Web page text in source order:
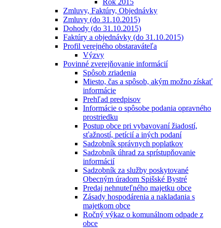
Rok 2015
Zmluvy, Faktúry, Objednávky
Zmluvy (do 31.10.2015)
Dohody (do 31.10.2015)
Faktúry a objednávky (do 31.10.2015)
Profil verejného obstaraváteľa
Výzvy
Povinné zverejňovanie informácií
Spôsob zriadenia
Miesto, čas a spôsob, akým možno získať
informácie
Prehľad predpisov
Informácie o spôsobe podania opravného
prostriedku
Postup obce pri vybavovaní žiadostí,
sťažností, petícií a iných podaní
Sadzobník správnych poplatkov
Sadzobník úhrad za sprístupňovanie
informácií
Sadzobník za služby poskytované
Obecným úradom Spišské Bystré
Predaj nehnuteľného majetku obce
Zásady hospodárenia a nakladania s
majetkom obce
Ročný výkaz o komunálnom odpade z
obce